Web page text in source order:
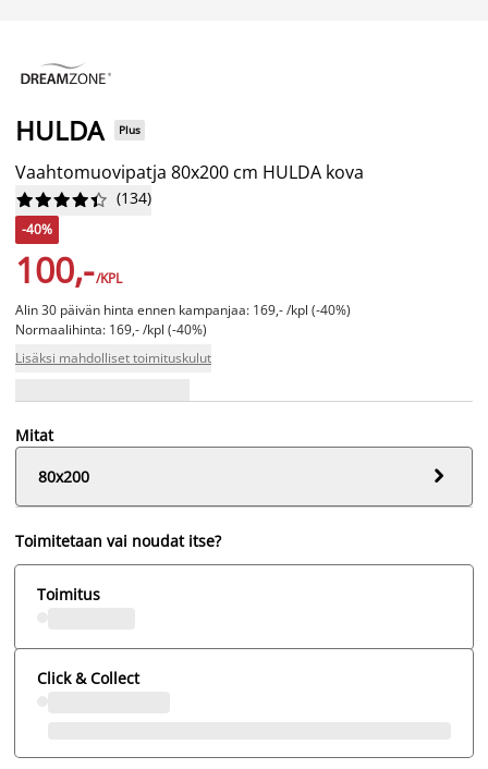
HULDA Plus
Vaahtomuovipatja 80x200 cm HULDA kova





 (134)
-40%
100,-/KPL
Alin 30 päivän hinta ennen kampanjaa: 169,- /kpl (-40%)
Normaalihinta: 169,- /kpl (-40%)
Lisäksi mahdolliset toimituskulut
Mitat
80x200

Toimitetaan vai noudat itse?
Toimitus
Click & Collect